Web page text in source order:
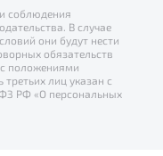
соблюдения
В случае
они будут нести
обязательств
положениями
лиц указан с
ФЗ РФ «О персональных